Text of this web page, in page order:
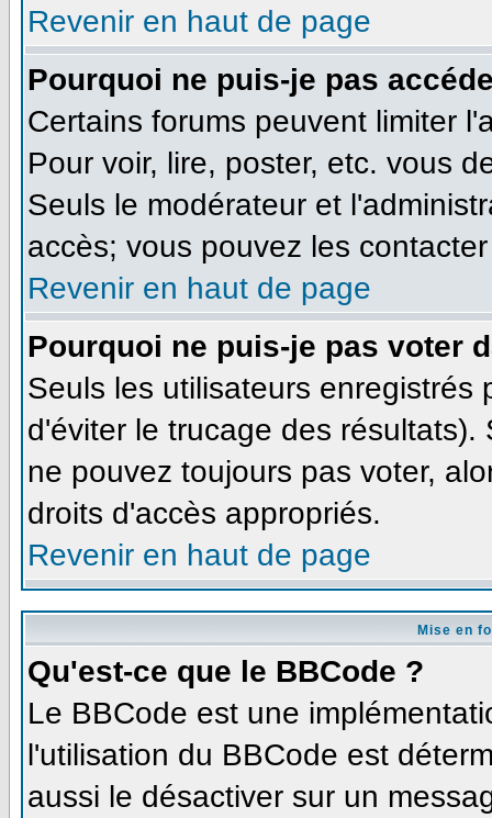
Revenir en haut de page
Pourquoi ne puis-je pas
Certains forums peuvent limiter
Pour voir, lire, poster, etc. vous
Seuls le modérateur et
accès; vous pouvez les
Revenir en haut de page
Pourquoi ne puis-je pas voter
Seuls les utilisateurs
d'éviter le trucage des
ne pouvez toujours pas voter,
droits d'accès appropriés.
Revenir en haut de page
Mise en
Qu'est-ce que le BBCode ?
Le BBCode est une
l'utilisation du BBCode est
aussi le désactiver sur un